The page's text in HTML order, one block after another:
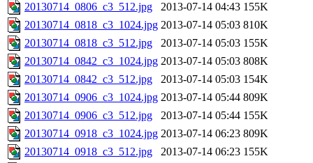
20130714_0806_c3_512.jpg
2013-07-14 04:43 155K
20130714_0818_c3_1024.jpg 2013-07-14 05:03 810K
20130714_0818_c3_512.jpg
2013-07-14 05:03 155K
20130714_0842_c3_1024.jpg 2013-07-14 05:03 808K
20130714_0842_c3_512.jpg
2013-07-14 05:03 154K
20130714_0906_c3_1024.jpg 2013-07-14 05:44 809K
20130714_0906_c3_512.jpg
2013-07-14 05:44 155K
20130714_0918_c3_1024.jpg 2013-07-14 06:23 809K
20130714_0918_c3_512.jpg
2013-07-14 06:23 155K